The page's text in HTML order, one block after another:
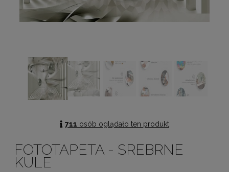
711 osób oglądało ten produkt
FOTOTAPETA - SREBRNE
KULE